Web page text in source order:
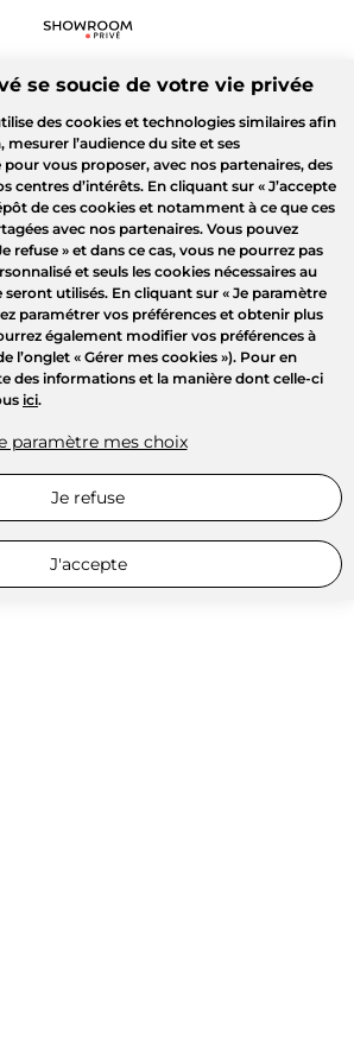
se soucie de votre vie privée
des cookies et technologies similaires afin
mesurer l’audience du site et ses
vous proposer, avec nos partenaires, des
centres d’intérêts. En cliquant sur « J’accepte
de ces cookies et notamment à ce que ces
avec nos partenaires. Vous pouvez
refuse » et dans ce cas, vous ne pourrez pas
et seuls les cookies nécessaires au
utilisés. En cliquant sur « Je paramètre
paramétrer vos préférences et obtenir plus
également modifier vos préférences à
l’onglet « Gérer mes cookies »). Pour en
des informations et la manière dont celle-ci
ici.
paramètre mes choix
Je refuse
J'accepte